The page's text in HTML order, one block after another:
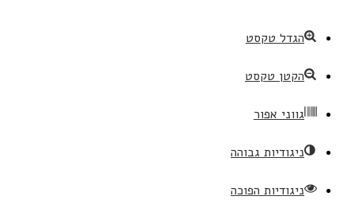
הגדל טקסט
הקטן טקסט
גווני אפור
ניגודיות גבוהה
ניגודיות הפוכה